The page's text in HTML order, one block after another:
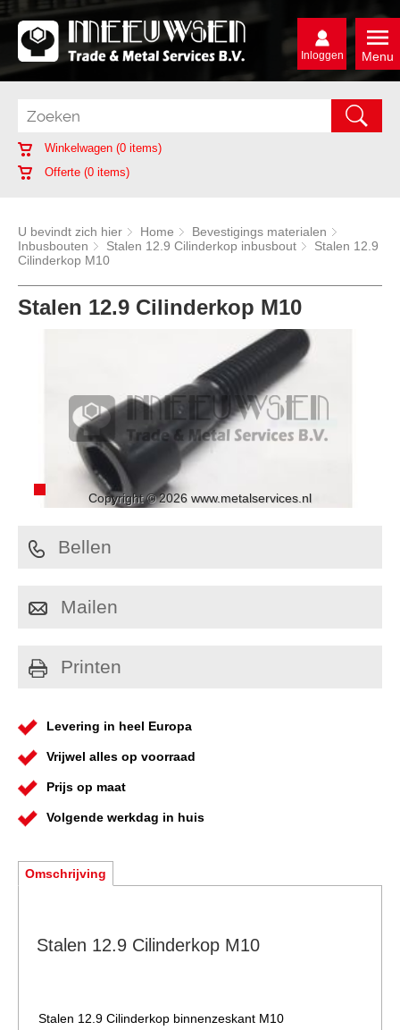
Menu
Inloggen
Winkelwagen (0 items)
Offerte (0 items)
U bevindt zich hier Home
Bevestigings materialen
Inbusbouten
Stalen 12.9 Cilinderkop inbusbout
Stalen 12.9
Cilinderkop M10
Stalen 12.9 Cilinderkop M10
Copyright © 2026 www.metalservices.nl
Bellen
Mailen
Printen
Levering in heel Europa
Vrijwel alles op voorraad
Prijs op maat
Volgende werkdag in huis
Omschrijving
Stalen 12.9 Cilinderkop M10
Stalen 12.9 Cilinderkop binnenzeskant M10